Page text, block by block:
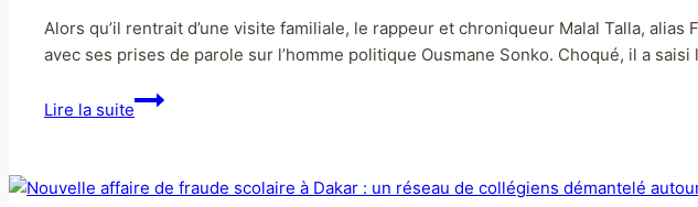
Alors qu’il rentrait d’une visite familiale, le rappeur et chroniqueur Malal Talla,
avec ses prises de parole sur l’homme politique Ousmane Sonko. Choqué, il a
Lire la suite